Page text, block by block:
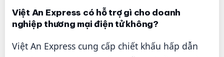
Việt An Express có hỗ trợ gì cho doanh
nghiệp thương mại điện tử không?
Việt An Express cung cấp chiết khấu hấp dẫn